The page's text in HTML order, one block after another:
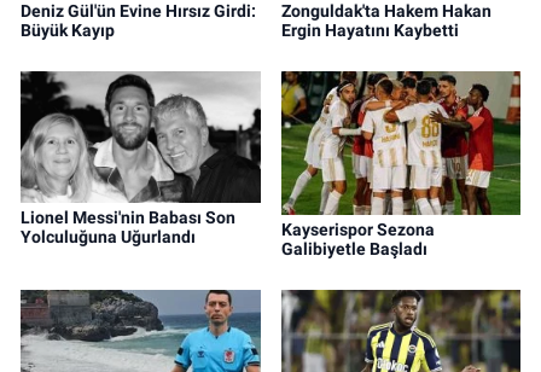
Deniz Gül'ün Evine Hırsız Girdi:
Büyük Kayıp
Zonguldak'ta Hakem Hakan
Ergin Hayatını Kaybetti
Lionel Messi'nin Babası Son
Yolculuğuna Uğurlandı
Kayserispor Sezona
Galibiyetle Başladı